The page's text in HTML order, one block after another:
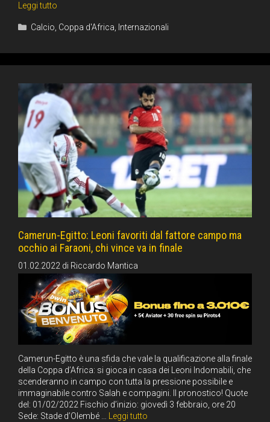
Leggi tutto
Categorie
Calcio, Coppa d'Africa, Internazionali
Camerun-Egitto: Leoni favoriti dal fattore campo ma
occhio ai Faraoni, chi vince va in finale
01.02.2022 di Riccardo Mantica
Camerun-Egitto è una sfida che vale la qualificazione alla finale
della Coppa d’Africa: si gioca in casa dei Leoni Indomabili, che
scenderanno in campo con tutta la pressione possibile e
immaginabile contro Salah e compagini. Il pronostico! Quote
del: 01/02/2022 Fischio d’inizio: giovedì 3 febbraio, ore 20
Sede: Stade d’Olembé … Leggi tutto